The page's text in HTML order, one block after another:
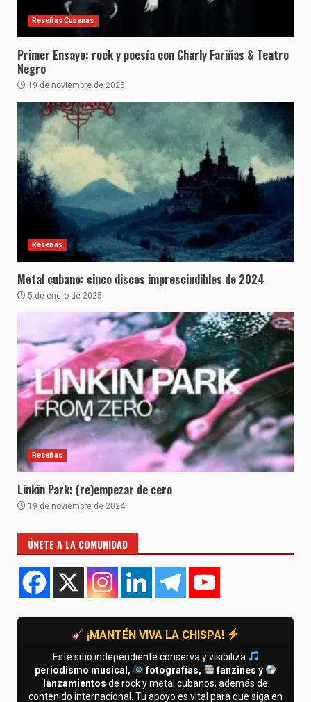
Reseñas Cubanas
Primer Ensayo: rock y poesía con Charly Fariñas & Teatro
Negro
19 de noviembre de 2025
Reseñas
Metal cubano: cinco discos imprescindibles de 2024
5 de enero de 2025
Reseñas
Linkin Park: (re)empezar de cero
19 de noviembre de 2024
ÚNETE A LA COMUNIDAD
¡MANTÉN VIVA LA CHISPA!
Este sitio independiente conserva y visibiliza
periodismo musical,
fotografías,
fanzines y
lanzamientos de rock y metal cubanos, además de
contenido internacional. Tu apoyo es vital para que siga en